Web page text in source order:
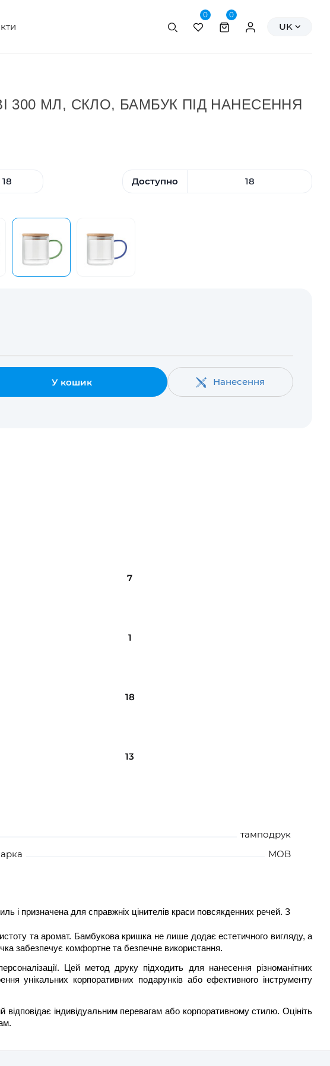
Пошук
0 0
Персональні
UK
300 МЛ, СКЛО, БАМБУК ПІД НАНЕСЕННЯ
18 Доступно 18
У кошик Нанесення
7
1
18
13
тамподрук
MOB
і призначена для справжніх цінителів краси повсякденних речей. З
та аромат. Бамбукова кришка не лише додає естетичного вигляду, а
забезпечує комфортне та безпечне використання.
Цей метод друку підходить для нанесення різноманітних
унікальних корпоративних подарунків або ефективного інструменту
відповідає індивідуальним перевагам або корпоративному стилю. Оцініть